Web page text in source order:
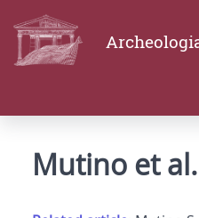
Mutino et